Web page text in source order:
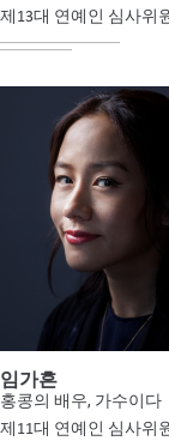
제13대 연예인 심사위
임가흔
홍콩의 배우, 가수이다
제11대 연예인 심사위